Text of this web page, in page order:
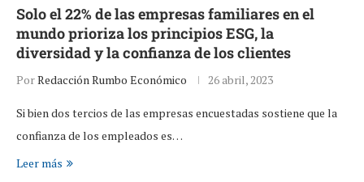
Solo el 22% de las empresas familiares en el
mundo prioriza los principios ESG, la
diversidad y la confianza de los clientes
PorRedacción Rumbo Económico 26 abril, 2023
Si bien dos tercios de las empresas encuestadas sostiene que la
confianza de los empleados es…
Leer más